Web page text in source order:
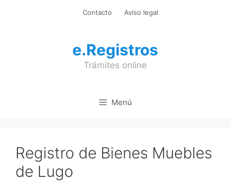
Contacto Aviso legal
e.Registros
Trámites online
Menú
Registro de Bienes Muebles
de Lugo